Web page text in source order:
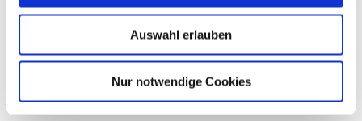
Auswahl erlauben
Nur notwendige Cookies
+ 1 weiteres